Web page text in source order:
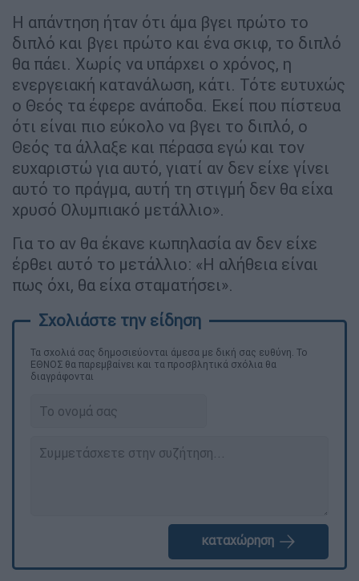
Η απάντηση ήταν ότι άμα βγει πρώτο το
διπλό και βγει πρώτο και ένα σκιφ, το διπλό
θα πάει. Χωρίς να υπάρχει ο χρόνος, η
ενεργειακή κατανάλωση, κάτι. Τότε ευτυχώς
ο Θεός τα έφερε ανάποδα. Εκεί που πίστευα
ότι είναι πιο εύκολο να βγει το διπλό, ο
Θεός τα άλλαξε και πέρασα εγώ και τον
ευχαριστώ για αυτό, γιατί αν δεν είχε γίνει
αυτό το πράγμα, αυτή τη στιγμή δεν θα είχα
χρυσό Ολυμπιακό μετάλλιο».
Για το αν θα έκανε κωπηλασία αν δεν είχε
έρθει αυτό το μετάλλιο: «Η αλήθεια είναι
πως όχι, θα είχα σταματήσει».
Τα σχολιά σας δημοσιεύονται άμεσα με δική σας ευθύνη. Το
ΕΘΝΟΣ θα παρεμβαίνει και τα προσβλητικά σχόλια θα
διαγράφονται
καταχώρηση